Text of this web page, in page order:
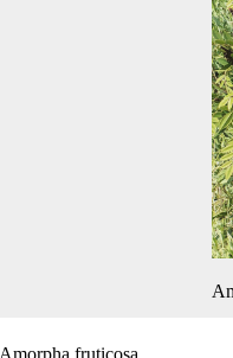
Amorpha fruticosa